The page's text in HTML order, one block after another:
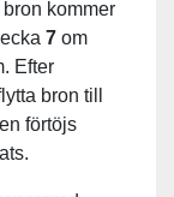
kommer
7 om
Efter
bron till
förtöjs